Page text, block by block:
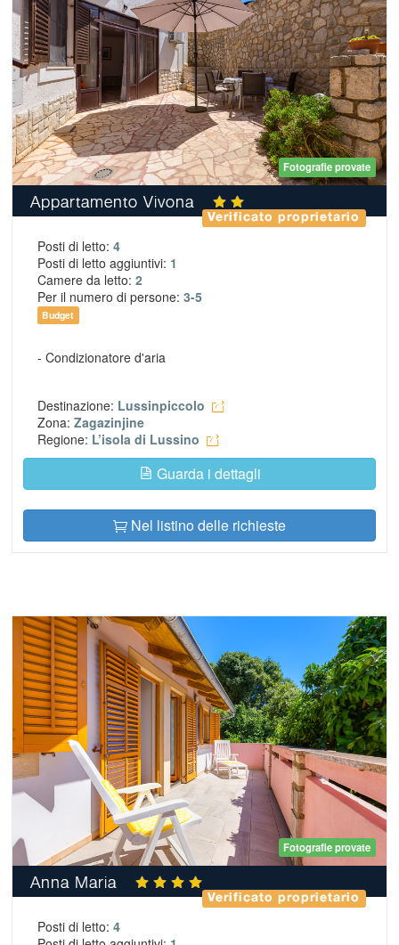
Fotografie provate
Appartamento Vivona
Verificato proprietario
Posti di letto: 4
Posti di letto aggiuntivi: 1
Camere da letto: 2
Per il numero di persone: 3-5
Budget
- Condizionatore d'aria
Destinazione: Lussinpiccolo
Zona: Zagazinjine
Regione: L’isola di Lussino
Guarda i dettagli
Nel listino delle richieste
Fotografie provate
Anna Maria
Verificato proprietario
Posti di letto: 4